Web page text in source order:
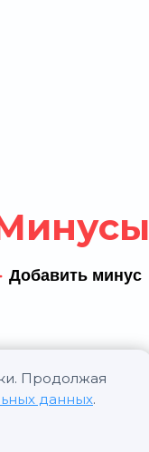
Продолжая
данных.
Добавить минус